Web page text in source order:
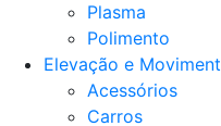
Plasma
Polimento
Elevação e
Acessórios
Carros